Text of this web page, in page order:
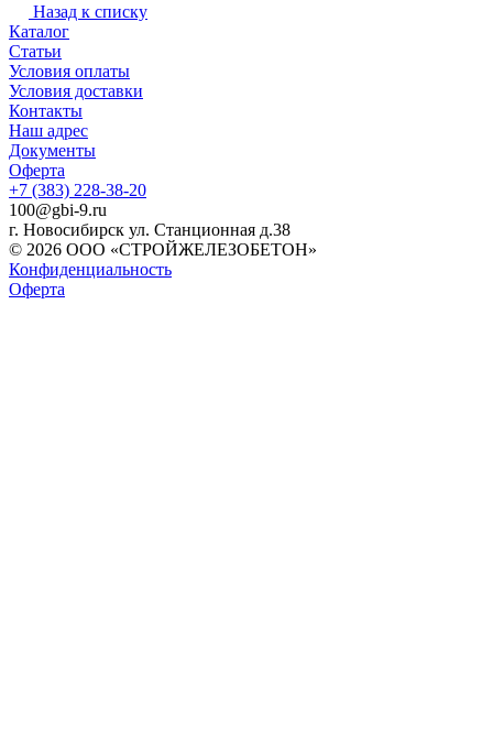
Назад к списку
Каталог
Статьи
Условия оплаты
Условия доставки
Контакты
Наш адрес
Документы
Оферта
+7 (383) 228-38-20
100@gbi-9.ru
г. Новосибирск ул. Станционная д.38
© 2026 ООО «СТРОЙЖЕЛЕЗОБЕТОН»
Конфиденциальность
Оферта